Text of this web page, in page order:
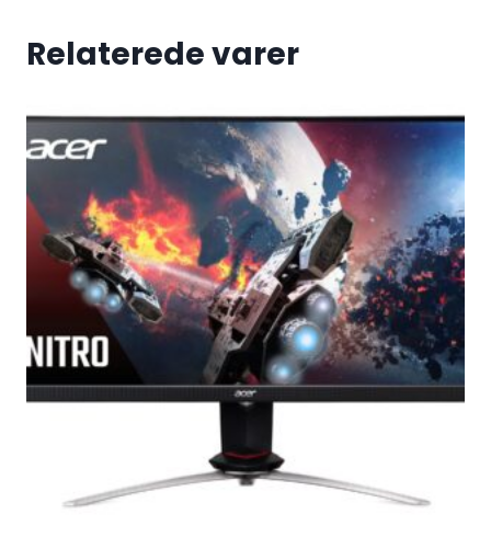
Relaterede varer